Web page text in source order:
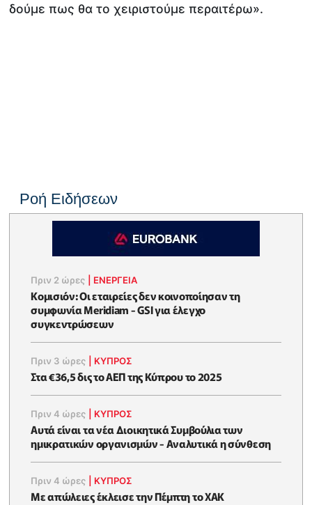
δούμε πως θα το χειριστούμε περαιτέρω».
Ροή Ειδήσεων
Πριν 2 ώρες ΕΝΈΡΓΕΙΑ
Κομισιόν: Οι εταιρείες δεν κοινοποίησαν τη
συμφωνία Meridiam - GSI για έλεγχο
συγκεντρώσεων
Πριν 3 ώρες ΚΥΠΡΟΣ
Στα €36,5 δις το ΑΕΠ της Κύπρου το 2025
Πριν 4 ώρες ΚΥΠΡΟΣ
Αυτά είναι τα νέα Διοικητικά Συμβούλια των
ημικρατικών οργανισμών - Αναλυτικά η σύνθεση
Πριν 4 ώρες ΚΥΠΡΟΣ
Με απώλειες έκλεισε την Πέμπτη το ΧΑΚ